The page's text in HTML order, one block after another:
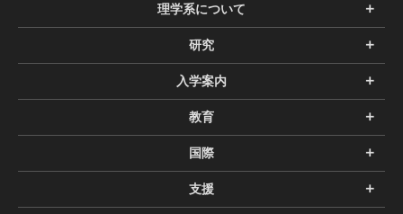
理学系について
研究
入学案内
教育
国際
支援